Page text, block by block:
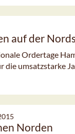
auf der
Ordertage
die umsatzstarke
Norden